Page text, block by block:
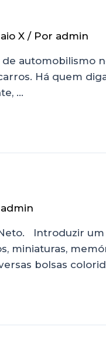
X / Por admin
automobilismo
Há quem
…
admin
Introduzir
miniaturas,
bolsas